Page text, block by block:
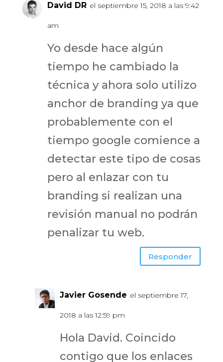
David DR el septiembre 15, 2018 a las 9:42
am
Yo desde hace algún
tiempo he cambiado la
técnica y ahora solo utilizo
anchor de branding ya que
probablemente con el
tiempo google comience a
detectar este tipo de cosas
pero al enlazar con tu
branding si realizan una
revisión manual no podrán
penalizar tu web.
Responder
Javier Gosende el septiembre 17,
2018 a las 12:59 pm
Hola David. Coincido
contigo que los enlaces